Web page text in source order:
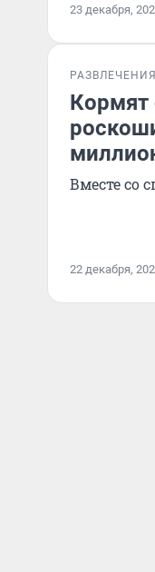
23 декабря,
РАЗВЛЕЧЕНИЯ
Кормят
Вместе со
22 декабря,